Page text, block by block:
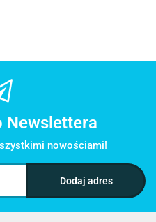
Newslettera
nowościami!